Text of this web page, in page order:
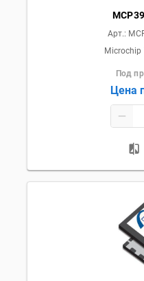
Арт.:
Microchip
Под
Цена